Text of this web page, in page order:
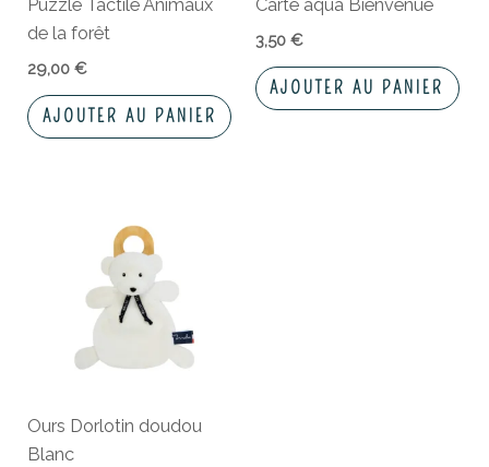
Puzzle Tactile Animaux
de la forêt
29,00€
AJOUTER AU PANIER
Carte aqua Bienvenue
3,50 €
AJOUTER AU PANIER
Ours Dorlotin doudou
Blanc